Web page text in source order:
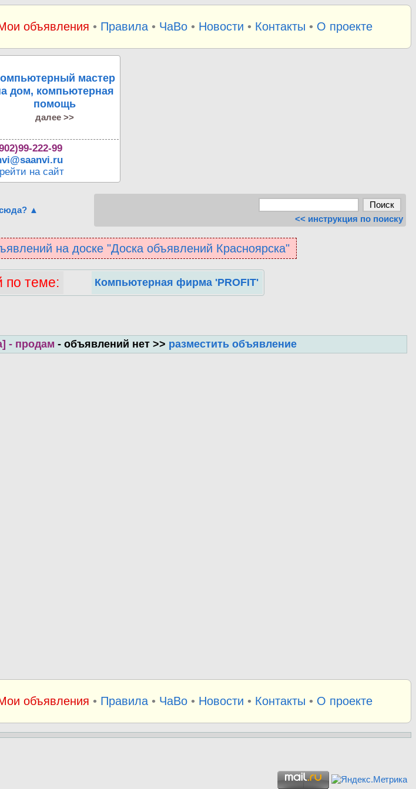
объявления • Правила• ЧаВо• Новости • Контакты • О проекте
мастер
дом, компьютерная
помощь
далее >>
222-99
на сайт
▲
<< инструкция по поиску
на доске "Доска объявлений Красноярска"
по теме: Компьютерная фирма 'PROFIT'
- продам - объявлений нет >> разместить объявление
объявления • Правила• ЧаВо• Новости • Контакты • О проекте